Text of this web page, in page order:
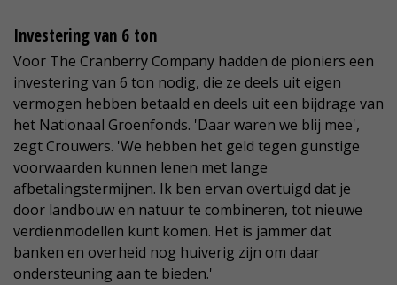
Investering van 6 ton
Voor The Cranberry Company hadden de pioniers een
investering van 6 ton nodig, die ze deels uit eigen
vermogen hebben betaald en deels uit een bijdrage van
het Nationaal Groenfonds. 'Daar waren we blij mee',
zegt Crouwers. 'We hebben het geld tegen gunstige
voorwaarden kunnen lenen met lange
afbetalingstermijnen. Ik ben ervan overtuigd dat je
door landbouw en natuur te combineren, tot nieuwe
verdienmodellen kunt komen. Het is jammer dat
banken en overheid nog huiverig zijn om daar
ondersteuning aan te bieden.'